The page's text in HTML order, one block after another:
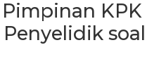
Pimpinan KPK
soal